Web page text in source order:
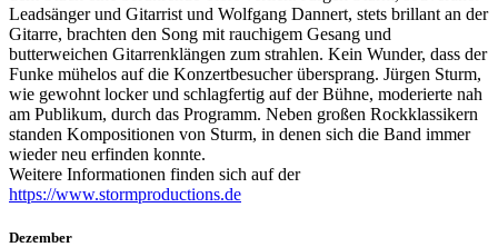
Leadsänger und Gitarrist und Wolfgang Dannert, stets brillant an der
Gitarre, brachten den Song mit rauchigem Gesang und
butterweichen Gitarrenklängen zum strahlen. Kein Wunder, dass der
Funke mühelos auf die Konzertbesucher übersprang. Jürgen Sturm,
wie gewohnt locker und schlagfertig auf der Bühne, moderierte nah
am Publikum, durch das Programm. Neben großen Rockklassikern
standen Kompositionen von Sturm, in denen sich die Band immer
wieder neu erfinden konnte.
Weitere Informationen finden sich auf der
https://www.stormproductions.de
Dezember